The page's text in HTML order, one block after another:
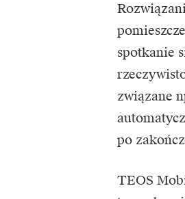
spotkanie
związane
po
TEOS